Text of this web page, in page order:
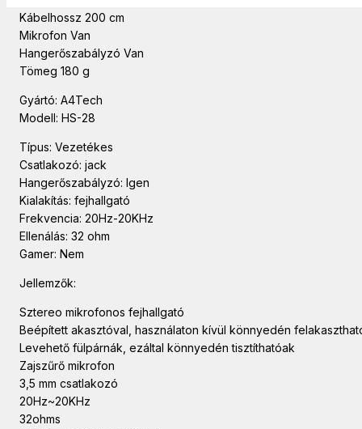
Kábelhossz 200 cm
Mikrofon Van
Hangerőszabályzó Van
Tömeg 180 g
Gyártó: A4Tech
Modell: HS-28
Típus: Vezetékes
Csatlakozó: jack
Hangerőszabályzó: Igen
Kialakítás: fejhallgató
Frekvencia: 20Hz-20KHz
Ellenálás: 32 ohm
Gamer: Nem
Jellemzők:
Sztereo mikrofonos fejhallgató
Beépített akasztóval, használaton kívül könnyedén
Levehető fülpárnák, ezáltal könnyedén tisztíthatóak
Zajszűrő mikrofon
3,5 mm csatlakozó
20Hz~20KHz
32ohms